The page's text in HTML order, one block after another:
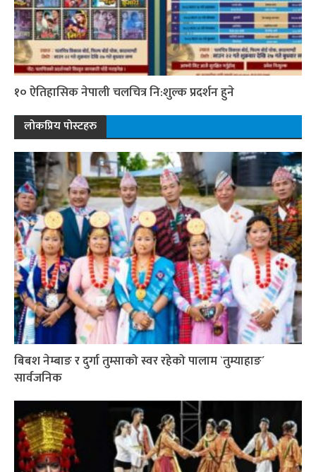
१० ऐतिहासिक नेपाली चलचित्र नि:शुल्क प्रदर्शन हुने
लोकप्रिय पोस्टहरु
बिबश नेम्बाङ र दुर्गा तुम्साको स्वर रहेको पालाम `तुम्याहाङ´
सार्वजनिक